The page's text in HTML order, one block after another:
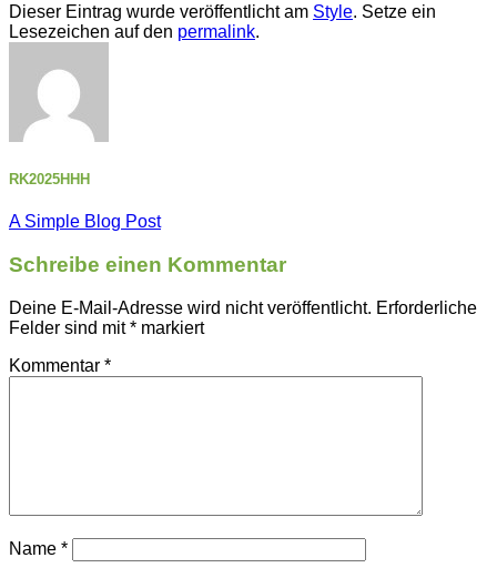
Dieser Eintrag wurde veröffentlicht am Style. Setze ein
Lesezeichen auf den permalink.
RK2025HHH
A Simple Blog Post
Schreibe einen Kommentar
Deine E-Mail-Adresse wird nicht veröffentlicht. Erforderliche
Felder sind mit* markiert
Kommentar *
Name *